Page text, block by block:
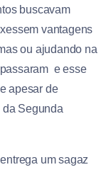
buscavam
vantagens
ou ajudando na
e esse
apesar de
da Segunda
um sagaz